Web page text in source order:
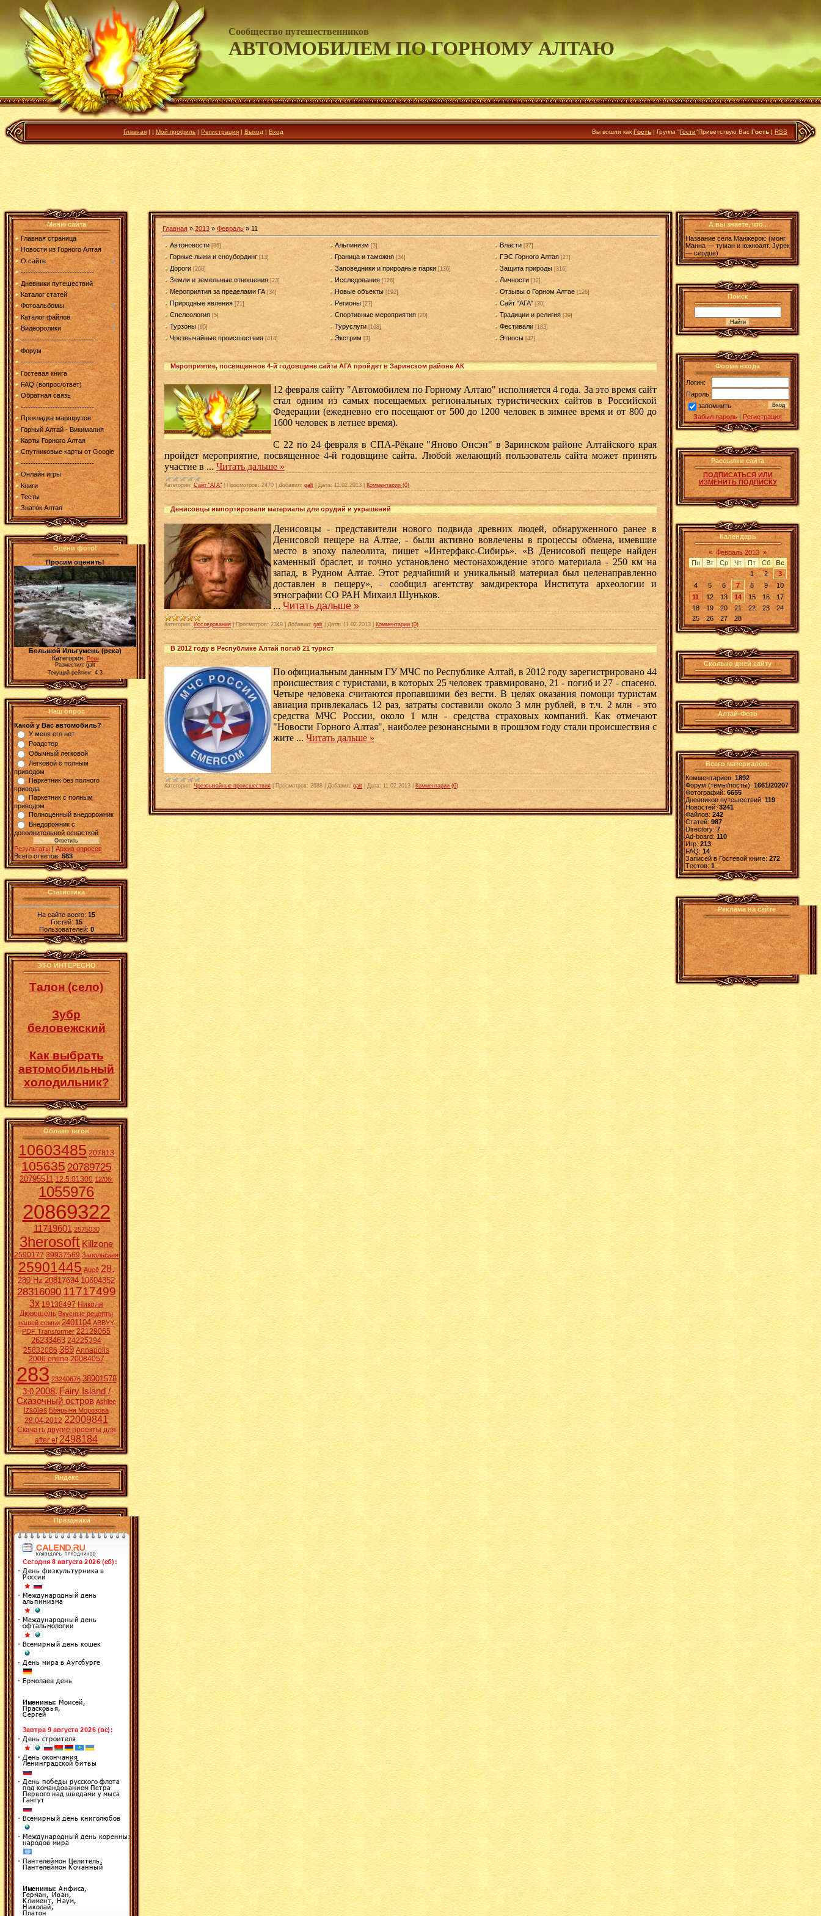
Сообщество путешественников
АВТОМОБИЛЕМ ПО ГОРНОМУ АЛТАЮ
Главная | | Мой профиль | Регистрация | Выход | Вход Вы вошли как Гость | Группа "Гости"Приветствую Вас Гость | RSS
Меню сайта
Главная страница
Новости из Горного Алтая
О сайте
------------------------------
Дневники путешествий
Каталог статей
Фотоальбомы
Каталог файлов
Видеоролики
------------------------------
Форум
------------------------------
Гостевая книга
FAQ (вопрос/ответ)
Обратная связь
------------------------------
Прокладка маршрутов
Горный Алтай - Викимапия
Карты Горного Алтая
Спутниковые карты от Google
------------------------------
Онлайн игры
Книги
Тесты
Знаток Алтая
Оцени фото!
Просим оценить!
Большой Ильгумень (река)
Категория: Реки
Разместил: galt
Текущий рейтинг: 4.3
Наш опрос
Какой у Вас автомобиль?
У меня его нет
Роадстер
Обычный легковой
Легковой с полным
приводом
Паркетник без полного
привода
Паркетник с полным
приводом
Полноценный внедорожник
Внедорожник с
дополнительной оснасткой
Результаты |Архив опросов
Всего ответов:583
Статистика
На сайте всего:15
Гостей: 15
Пользователей: 0
ЭТО ИНТЕРЕСНО
Талон (село)
Зубр
беловежский
Как выбрать
автомобильный
холодильник?
Облако тегов
10603485 207813
10563520789725
20795511 12.5.01300 12/06.
1055976
20869322
11719601 2575030
3herosoft Killzone
2590177 39937569 Запольская
25901445 Aucē 28.
280 Hz 20817694 10604352
2831609011717499
3x 19138497 Николя
Дювошель Вкусные рецепты
нашей семьи 2401104 ABBYY
PDF Transformer 22129065
26233463 24225394
25832086 389 Annapolis
2006 online 20084057
283 23240676 38901578
3:0 2008. Fairy Island /
Сказочный остров Ashlee
izsoles Боярыня Морозова
28.04.2012 22009841
Скачать другие проекты для
after ef 2498184
Яндекс
Праздники
Главная » 2013 » Февраль » 11
Автоновости [86] Альпинизм [3] Власти [37]
Горные лыжи и сноубординг [13] Граница и таможня [34] ГЭС Горного Алтая [27]
Дороги [268] Заповедники и природные парки [136] Защита природы [316]
Земли и земельные отношения [23] Исследования [126] Личности [12]
Мероприятия за пределами ГА [34] Новые объекты [192] Отзывы о Горном Алтае [126]
Природные явления [21] Регионы [27] Сайт "АГА" [30]
Спелеология [5] Спортивные мероприятия [20] Традиции и религия [39]
Турзоны [95] Туруслуги [168] Фестивали [183]
Чрезвычайные происшествия [414] Экстрим [3] Этносы [42]
Мероприятие, посвященное 4-й годовщине сайта АГА пройдет в Заринском районе АК
12 февраля сайту "Автомобилем по Горному Алтаю" исполняется 4 года. За это время сайт
стал одним из самых посещаемых региональных туристических сайтов в Российской
Федерации (ежедневно его посещают от 500 до 1200 человек в зимнее время и от 800 до
1600 человек в летнее время).
С 22 по 24 февраля в СПА-Рёкане "Яново Онсэн" в Заринском районе Алтайского края
пройдет мероприятие, посвященное 4-й годовщине сайта. Любой желающий пользователь сайта может принять
участие в ... Читать дальше »
Категория: Сайт "АГА" Просмотров: 2470 Добавил: galt Дата: 11.02.2013 Комментарии (0)
Денисовцы импортировали материалы для орудий и украшений
Денисовцы - представители нового подвида древних людей, обнаруженного ранее в
Денисовой пещере на Алтае, - были активно вовлечены в процессы обмена, имевшие
место в эпоху палеолита, пишет «Интерфакс-Сибирь». «В Денисовой пещере найден
каменный браслет, и точно установлено местонахождение этого материала - 250 км на
запад, в Рудном Алтае. Этот редчайший и уникальный материал был целенаправленно
доставлен в пещеру», - сообщил агентству замдиректора Института археологии и
этнографии СО РАН Михаил Шуньков.
... Читать дальше »
Категория: Исследования Просмотров: 2349 Добавил: galt Дата: 11.02.2013 Комментарии (0)
В 2012 году в Республике Алтай погиб 21 турист
По официальным данным ГУ МЧС по Республике Алтай, в 2012 году зарегистрировано 44
происшествия с туристами, в которых 25 человек травмировано, 21 - погиб и 27 - спасено.
Четыре человека считаются пропавшими без вести. В целях оказания помощи туристам
авиация привлекалась 12 раз, затраты составили около 3 млн рублей, в т.ч. 2 млн - это
средства МЧС России, около 1 млн - средства страховых компаний. Как отмечают
"Новости Горного Алтая", наиболее резонансными в прошлом году стали происшествия с
жите ... Читать дальше »
Категория: Чрезвычайные происшествия Просмотров: 2688 Добавил: galt Дата: 11.02.2013 Комментарии (0)
А вы знаете, что..
Название села Манжерок: (монг.
Манна — туман и южноалт. Jурек
— сердце)
Поиск
Форма входа
Логин:
Пароль:
запомнить
Забыл пароль | Регистрация
Рассылки сайта
ПОДПИСАТЬСЯ ИЛИ
ИЗМЕНИТЬ ПОДПИСКУ
Календарь
« Февраль 2013 »
Пн
Вт Ср Чт Пт Сб
Вс
1
2
3
4
5 6 7 8 9
10
11
12 13 14 15 16
17
18
19 20 21 22 23
24
25
26 27 28
Сколько дней сайту
Алтай-Фото
Всего материалов:
Комментариев: 1892
Форум (темы/посты):1661/20207
Фотографий:6655
Дневников путешествий:119
Новостей:3241
Файлов: 242
Статей:987
Directory: 7
Ad-board:110
Игр: 213
FAQ:14
Записей в Гостевой книге:272
Tестов: 1
Реклама на сайте